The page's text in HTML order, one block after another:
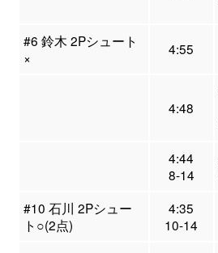
#6 鈴木 2Pシュート
×
4:55
4:48
4:44
8-14
#10 石川 2Pシュー
ト○(2点)
4:35
10-14